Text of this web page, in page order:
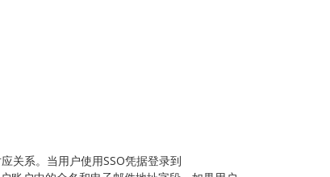
关系。当用户使用SSO凭据登录到